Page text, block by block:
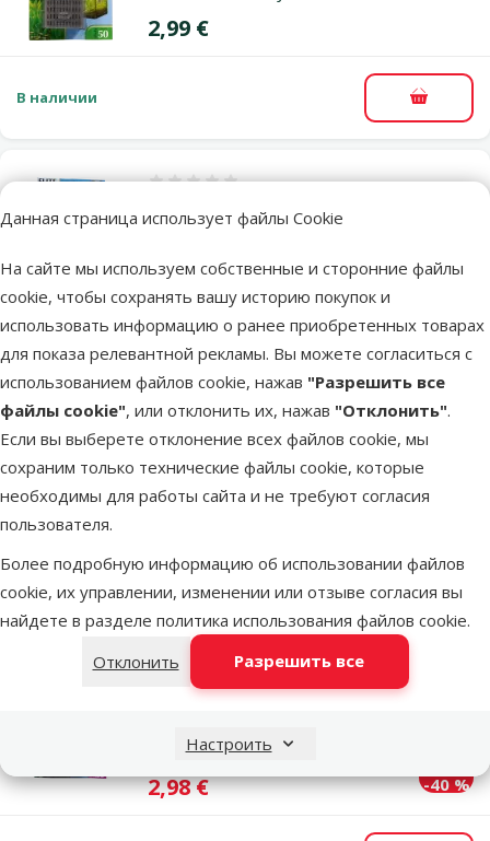
Данная страница использует файлы Cookie
На сайте мы используем собственные и сторонние файлы
cookie, чтобы сохранять вашу историю покупок и
использовать информацию о ранее приобретенных товарах
для показа релевантной рекламы. Вы можете согласиться с
использованием файлов cookie, нажав "Разрешить все
файлы cookie", или отклонить их, нажав "Отклонить".
Если вы выберете отклонение всех файлов cookie, мы
сохраним только технические файлы cookie, которые
необходимы для работы сайта и не требуют согласия
пользователя.
Более подробную информацию об использовании файлов
cookie, их управлении, изменении или отзыве согласия вы
найдете в разделе политика использования файлов cookie.
Отклонить
Разрешить все
Настроить
Цена
2,99 €
В наличии В
Наполнитель аквариумного фильтра –
Оценка 0%
Цена
2,99 €
В
Наполнитель аквариумного фильтра –
Foam for Fluval U2
Оценка 0%
В наличии В
Наполнитель аквариумного фильтра –
Оценка 0%
Цена
2,98 € -40 %